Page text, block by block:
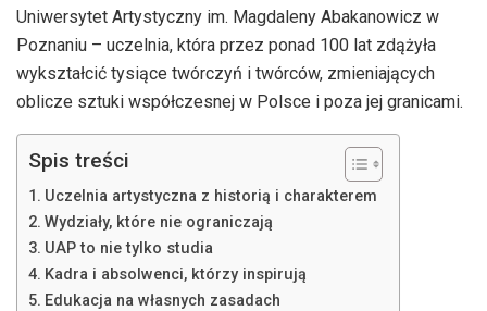
Uniwersytet Artystyczny im. Magdaleny Abakanowicz w
Poznaniu – uczelnia, która przez ponad 100 lat zdążyła
wykształcić tysiące twórczyń i twórców, zmieniających
oblicze sztuki współczesnej w Polsce i poza jej granicami.
Spis treści
Uczelnia artystyczna z historią i charakterem
Wydziały, które nie ograniczają
UAP to nie tylko studia
Kadra i absolwenci, którzy inspirują
Edukacja na własnych zasadach